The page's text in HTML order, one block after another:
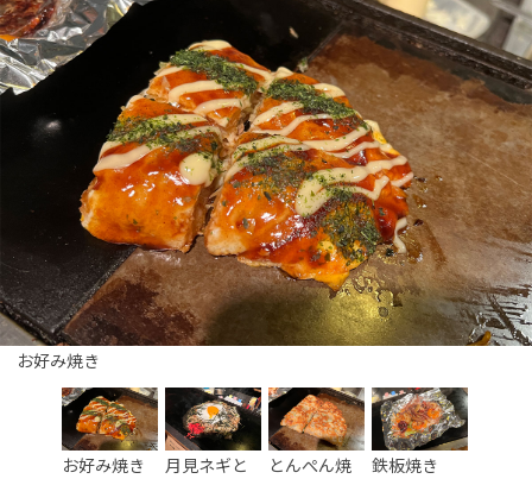
お好み焼き
月見ネギとろろ焼きそば
とんぺん焼き
鉄板焼き
お好み焼き
月見ネギと
とんぺん焼
鉄板焼き